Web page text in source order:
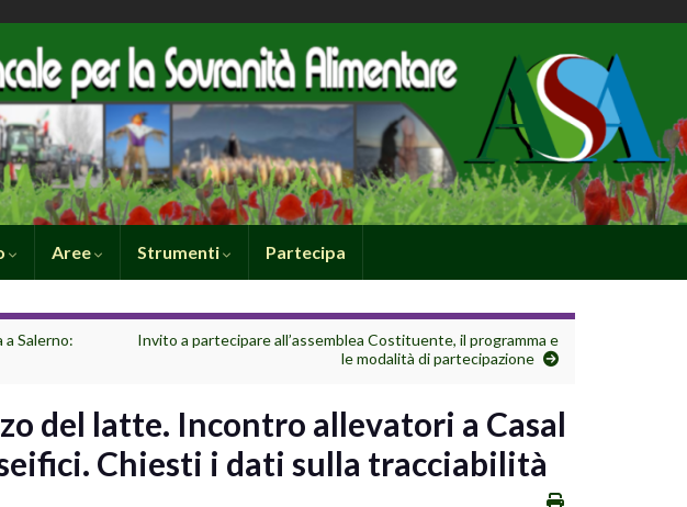
Aree Strumenti Partecipa
a Salerno:
Invito a partecipare all’assemblea Costituente, il programma e
le modalità di partecipazione
del latte. Incontro allevatori a Casal
Chiesti i dati sulla tracciabilità